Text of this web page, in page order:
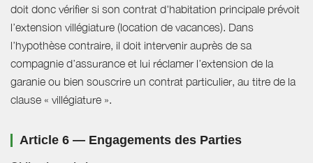
doit donc vérifier si son contrat d'habitation principale prévoit
l’extension villégiature (location de vacances). Dans
l’hypothèse contraire, il doit intervenir auprès de sa
compagnie d’assurance et lui réclamer l’extension de la
garanie ou bien souscrire un contrat particulier, au titre de la
clause « villégiature ».
Article 6 — Engagements des Parties